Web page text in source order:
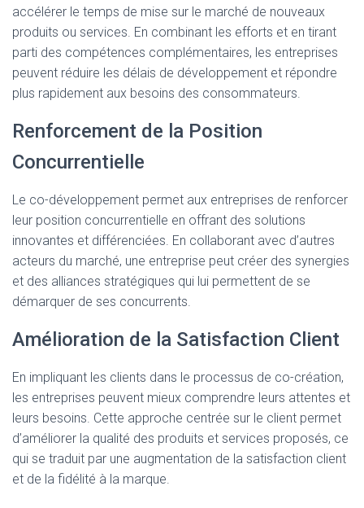
accélérer le temps de mise sur le marché de nouveaux
produits ou services. En combinant les efforts et en tirant
parti des compétences complémentaires, les entreprises
peuvent réduire les délais de développement et répondre
plus rapidement aux besoins des consommateurs.
Renforcement de la Position
Concurrentielle
Le co-développement permet aux entreprises de renforcer
leur position concurrentielle en offrant des solutions
innovantes et différenciées. En collaborant avec d’autres
acteurs du marché, une entreprise peut créer des synergies
et des alliances stratégiques qui lui permettent de se
démarquer de ses concurrents.
Amélioration de la Satisfaction Client
En impliquant les clients dans le processus de co-création,
les entreprises peuvent mieux comprendre leurs attentes et
leurs besoins. Cette approche centrée sur le client permet
d’améliorer la qualité des produits et services proposés, ce
qui se traduit par une augmentation de la satisfaction client
et de la fidélité à la marque.